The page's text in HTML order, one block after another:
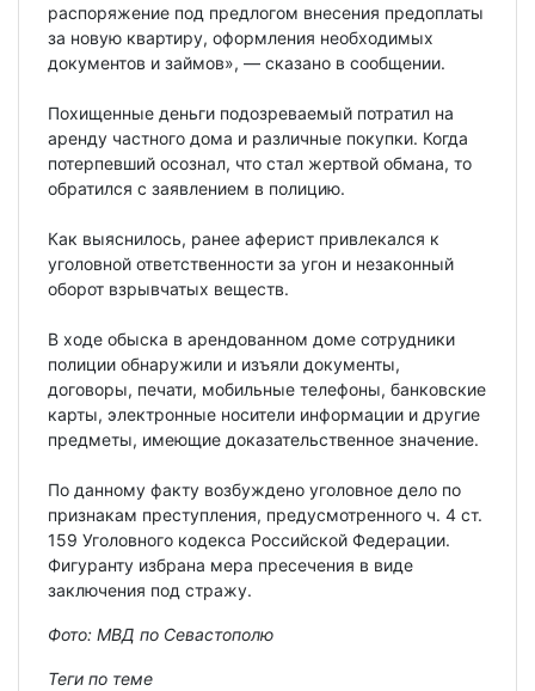
распоряжение под предлогом внесения предоплаты
за новую квартиру, оформления необходимых
документов и займов», — сказано в сообщении.
Похищенные деньги подозреваемый потратил на
аренду частного дома и различные покупки. Когда
потерпевший осознал, что стал жертвой обмана, то
обратился с заявлением в полицию.
Как выяснилось, ранее аферист привлекался к
уголовной ответственности за угон и незаконный
оборот взрывчатых веществ.
В ходе обыска в арендованном доме сотрудники
полиции обнаружили и изъяли документы,
договоры, печати, мобильные телефоны, банковские
карты, электронные носители информации и другие
предметы, имеющие доказательственное значение.
По данному факту возбуждено уголовное дело по
признакам преступления, предусмотренного ч. 4 ст.
159 Уголовного кодекса Российской Федерации.
Фигуранту избрана мера пресечения в виде
заключения под стражу.
Фото: МВД по Севастополю
Теги по теме